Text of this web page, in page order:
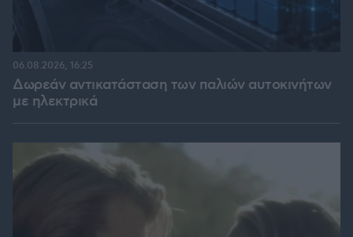
Δωρεάν αντικατάσταση των παλιών αυτοκινήτων
με ηλεκτρικά
06.08.2026, 16:25